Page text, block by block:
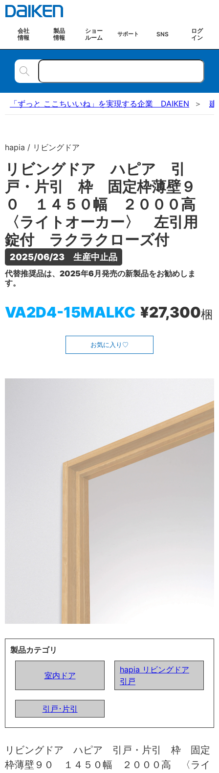
会社
情報
製品
情報
ショー
ルーム
サポート SNS
ログ
イン
「ずっと ここちいいね」を実現する企業 DAIKEN 建
hapia / リビングドア
リビングドア ハピア 引
戸・片引 枠 固定枠薄壁９
０ １４５０幅 ２０００高
〈ライトオーカー〉 左引用
錠付 ラクラクローズ付
2025/06/23　生産中止品
代替推奨品は、2025年6月発売の新製品をお勧めしま
す。
VA2D4-15MALKC ¥27,300梱
お気に入り
製品カテゴリ
室内ドア
hapia リビングドア
引戸
引戸･片引
リビングドア ハピア 引戸・片引 枠 固定
枠薄壁９０ １４５０幅 ２０００高 〈ライ